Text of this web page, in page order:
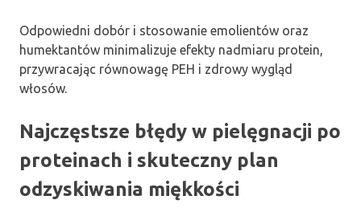
Odpowiedni dobór i stosowanie emolientów oraz
humektantów minimalizuje efekty nadmiaru protein,
przywracając równowagę PEH i zdrowy wygląd
włosów.
Najczęstsze błędy w pielęgnacji po
proteinach i skuteczny plan
odzyskiwania miękkości